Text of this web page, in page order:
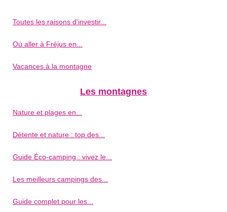
Toutes les raisons d'investir...
Où aller à Fréjus en...
Vacances à la montagne
Les montagnes
Nature et plages en...
Détente et nature : top des...
Guide Éco-camping : vivez le...
Les meilleurs campings des...
Guide complet pour les...